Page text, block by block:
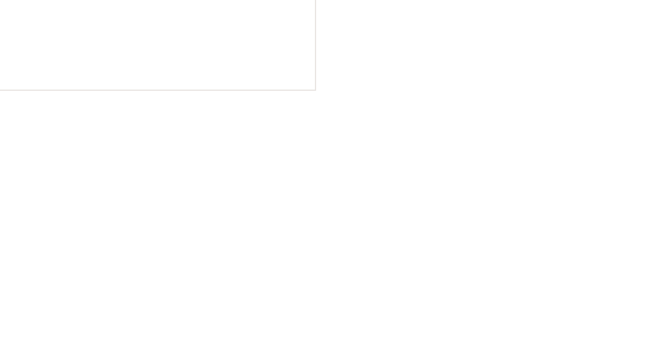
身の変化
ンダリニー覚醒の体感変化
るクンダリニー覚醒のコツ